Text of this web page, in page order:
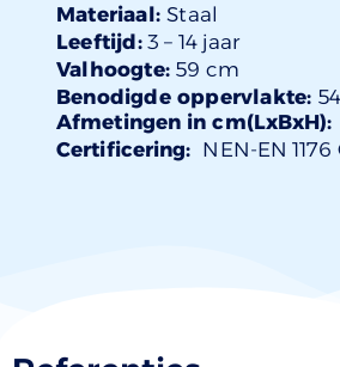
Materiaal:Staal
Leeftijd:3 – 14 jaar
Valhoogte: 59 cm
Benodigde oppervlakte:
Afmetingen in cm(LxBxH):
Certificering: NEN-EN